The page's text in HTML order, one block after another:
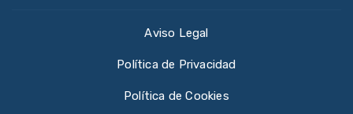
Aviso Legal
Política de Privacidad
Política de Cookies